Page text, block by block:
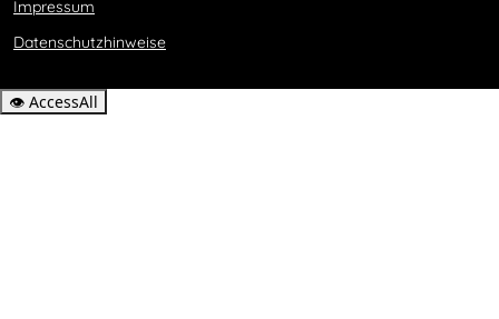
Impressum
Datenschutzhinweise
👁 AccessAll